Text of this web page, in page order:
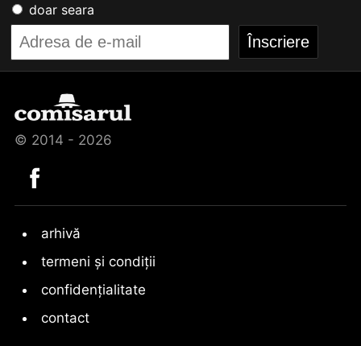
doar seara
© 2014 - 2026
arhivă
termeni și condiții
confidențialitate
contact